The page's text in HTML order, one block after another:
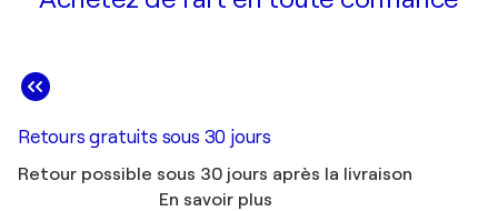
Retours gratuits sous 30 jours
Retour possible sous 30 jours après la livraison
En savoir plus